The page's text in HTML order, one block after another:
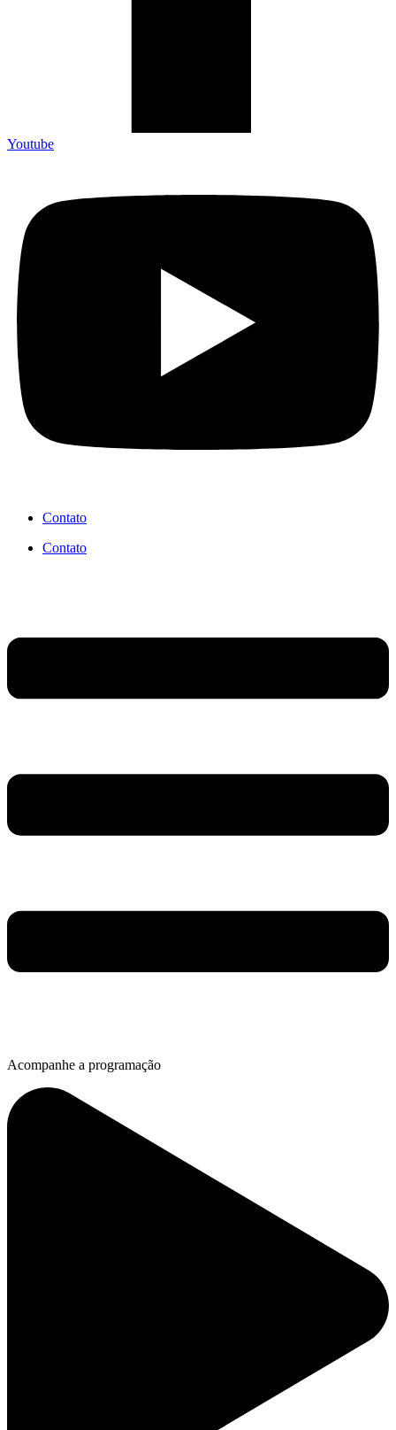
Youtube
Contato
Contato
Acompanhe a programação